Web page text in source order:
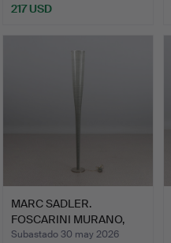
217 USD
MARC SADLER.
FOSCARINI MURANO,
LÁMPARA DE …
Subastado 30 may 2026